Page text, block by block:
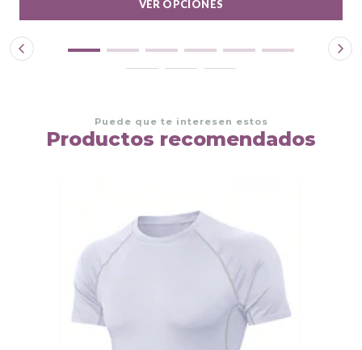
VER OPCIONES
Puede que te interesen estos
Productos recomendados